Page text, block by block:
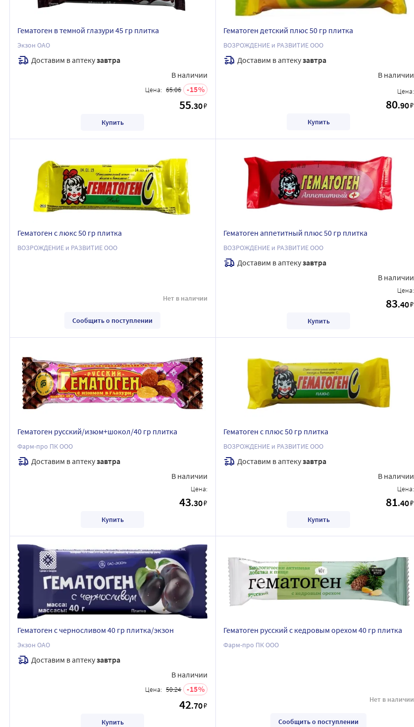
Гематоген в темной глазури 45 гр плитка
Экзон ОАО
Доставим в аптекузавтра
В наличии
Цена: 65.06 15
55.30₽
Купить
Гематоген детский плюс 50 гр плитка
ВОЗРОЖДЕНИЕ и РАЗВИТИЕ ООО
Доставим в аптекузавтра
В наличии
Цена:
80.90₽
Купить
Гематоген с люкс 50 гр плитка
ВОЗРОЖДЕНИЕ и РАЗВИТИЕ ООО
Нет в наличии
Сообщить о поступлении
Гематоген аппетитный плюс 50 гр плитка
ВОЗРОЖДЕНИЕ и РАЗВИТИЕ ООО
Доставим в аптекузавтра
В наличии
Цена:
83.40₽
Купить
Гематоген русский/изюм+шокол/40 гр плитка
Фарм-про ПК ООО
Доставим в аптекузавтра
В наличии
Цена:
43.30₽
Купить
Гематоген с плюс 50 гр плитка
ВОЗРОЖДЕНИЕ и РАЗВИТИЕ ООО
Доставим в аптекузавтра
В наличии
Цена:
81.40₽
Купить
Гематоген с черносливом 40 гр плитка/экзон
Экзон ОАО
Доставим в аптекузавтра
В наличии
Цена: 50.24 15
42.70₽
Купить
Гематоген русский с кедровым орехом 40 гр плитка
Фарм-про ПК ООО
Нет в наличии
Сообщить о поступлении